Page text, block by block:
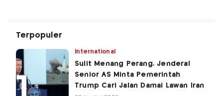
Terpopuler
International
Sulit Menang Perang, Jenderal
Senior AS Minta Pemerintah
Trump Cari Jalan Damai Lawan Iran